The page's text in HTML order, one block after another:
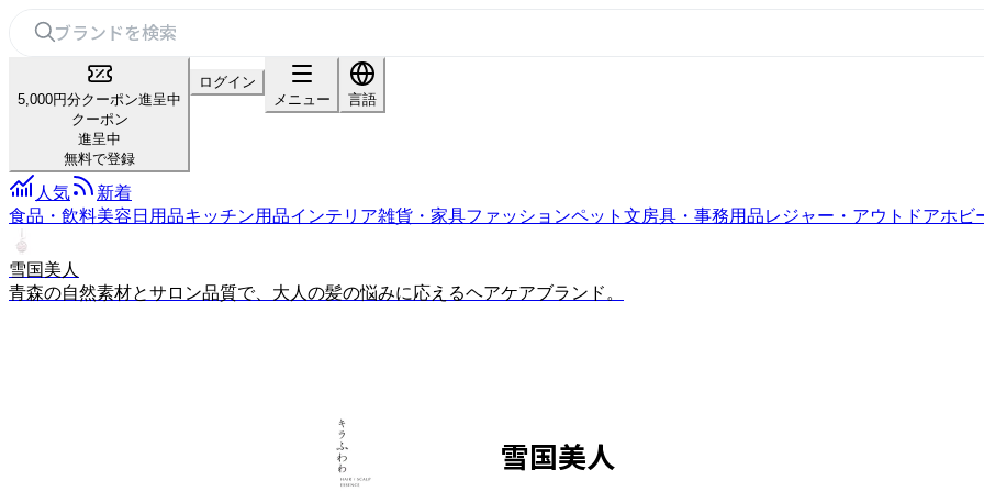
5,000円分クーポン進呈中
クーポン
進呈中
無料で登録
ログイン
メニュー
言語
人気
新着
食品・飲料美容 日用品キッチン用品インテリア雑貨・家具ファッションペット 文房具・事務用品レジャー・アウトドアホビ
雪国美人
青森の自然素材とサロン品質で、大人の髪の悩みに応えるヘアケアブランド。
雪国美人